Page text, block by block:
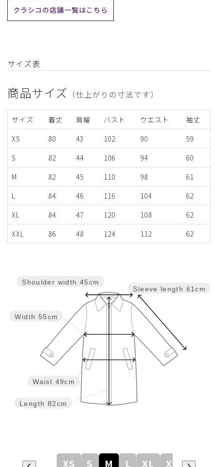
クラシコの店舗一覧はこちら
サイズ表
商品サイズ （仕上がりの寸法です）
サイズ 着丈 肩幅 バスト ウエスト
袖丈
XS
80 43 102 90
59
S
82 44 106 94
60
M
82 45 110 98
61
L
84 46 116 104
62
XL
84 47 120 108
62
XXL
86 48 124 112 62
Sleeve length 61cm
Length 82cm
Waist 49cm
Width 55cm
Shoulder width 45cm
XS S M L XL XXL